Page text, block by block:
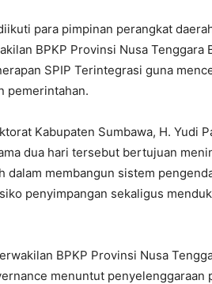
para pimpinan perangkat
BPKP Provinsi Nusa Tenggara
SPIP Terintegrasi guna
pemerintahan.
Kabupaten Sumbawa, H. Yudi
dua hari tersebut bertujuan
dalam membangun sistem
penyimpangan sekaligus
BPKP Provinsi Nusa
menuntut penyelenggaraan